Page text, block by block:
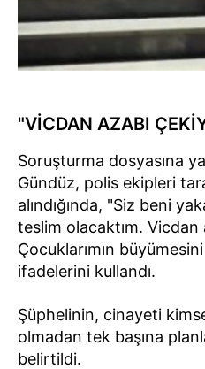
"VİCDAN AZABI
Soruşturma dosyasına
Gündüz, polis ekipleri
alındığında, "Siz beni
teslim olacaktım. Vicdan
Çocuklarımın
ifadelerini kullandı.
Şüphelinin, cinayeti
olmadan tek başına
belirtildi.